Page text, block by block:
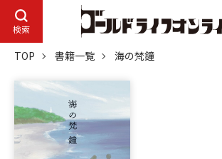
検索
TOP 書籍一覧 海の梵鐘